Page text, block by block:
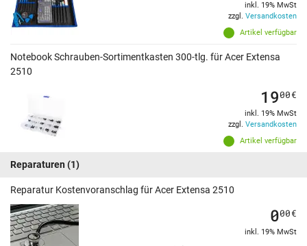
Artikel verfügbar
inkl. 19% MwSt
zzgl. Versandkosten
Notebook Schrauben-Sortimentkasten 300-tlg. für Acer Extensa
2510
Artikel verfügbar
1900€
inkl. 19% MwSt
zzgl. Versandkosten
Reparaturen (1)
Reparatur Kostenvoranschlag für Acer Extensa 2510
000€
inkl. 19% MwSt